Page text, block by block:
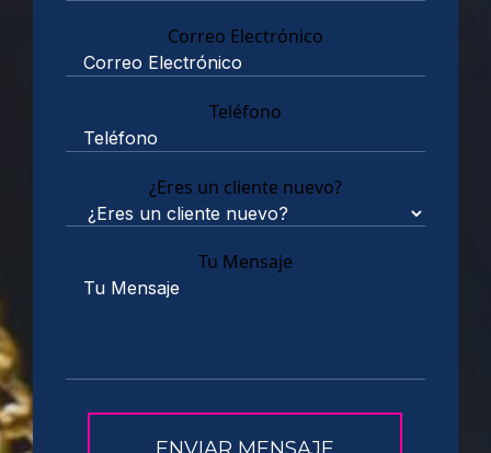
Correo Electrónico
Teléfono
¿Eres un cliente nuevo?
Tu Mensaje